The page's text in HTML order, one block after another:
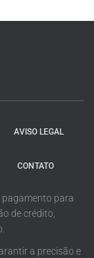
AVISO LEGAL
CONTATO
para
de crédito,
a precisão e